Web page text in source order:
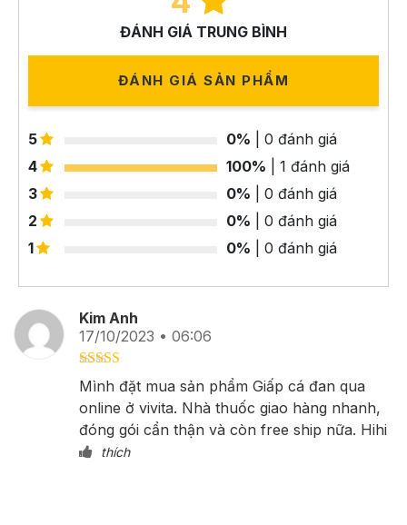
ĐÁNH GIÁ TRUNG BÌNH
ĐÁNH GIÁ SẢN PHẨM
5 0% | 0 đánh giá
4
100% | 1 đánh giá
3
0% | 0 đánh giá
2
0% | 0 đánh giá
1
0% | 0 đánh giá
Kim Anh
17/10/2023 • 06:06
Được xếp
hạng4 5
sao
Mình đặt mua sản phẩm Giấp cá đan qua
online ở vivita. Nhà thuốc giao hàng nhanh,
đóng gói cẩn thận và còn free ship nữa. Hihi
thích